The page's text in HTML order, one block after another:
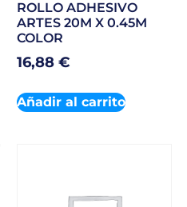
ROLLO ADHESIVO
ARTES 20M X 0.45M
COLOR
16,88 €
Añadir al carrito